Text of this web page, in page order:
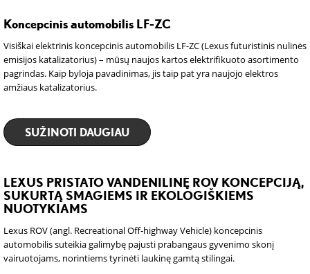
Koncepcinis automobilis LF-ZC
Visiškai elektrinis koncepcinis automobilis LF-ZC (Lexus futuristinis nulinės
emisijos katalizatorius) – mūsų naujos kartos elektrifikuoto asortimento
pagrindas. Kaip byloja pavadinimas, jis taip pat yra naujojo elektros
amžiaus katalizatorius.
SUŽINOTI DAUGIAU
LEXUS PRISTATO VANDENILINĘ ROV KONCEPCIJĄ,
SUKURTĄ SMAGIEMS IR EKOLOGIŠKIEMS
NUOTYKIAMS
Lexus ROV (angl. Recreational Off-highway Vehicle) koncepcinis
automobilis suteikia galimybę pajusti prabangaus gyvenimo skonį
vairuotojams, norintiems tyrinėti laukinę gamtą stilingai.